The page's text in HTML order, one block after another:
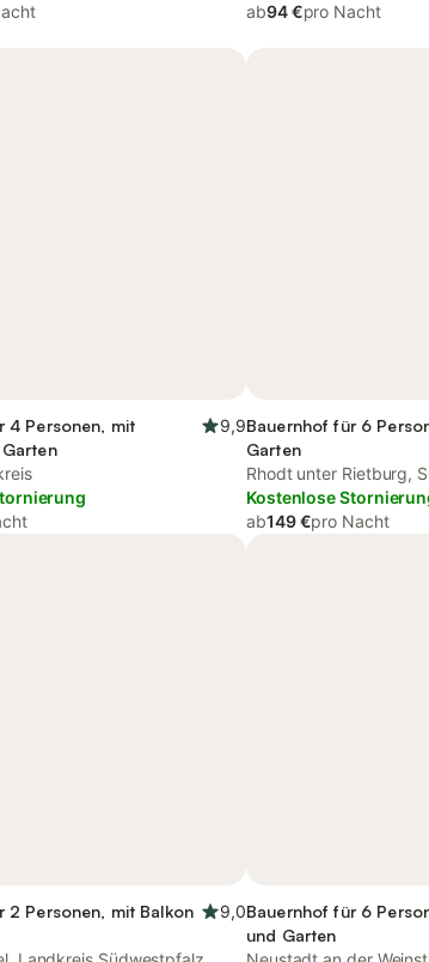
ab94 €pro Nacht
4 Personen, mit
9,9Bauernhof für 6
Garten
Rhodt unter Rietburg,
Kostenlose
ab149 €pro Nacht
2 Personen, mit Balkon
9,0Bauernhof für 6
und Garten